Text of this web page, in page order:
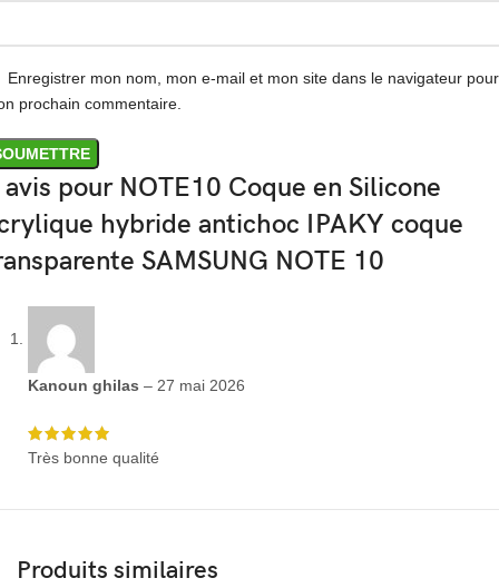
pour NOTE10 Coque en Silicone
hybride antichoc IPAKY coque
SAMSUNG NOTE 10
Kanoun ghilas – 27 mai 2026
Très bonne qualité
Enregistrer mon nom, mon e-mail et mon site dans le navigateur pour
prochain commentaire.
Produits similaires